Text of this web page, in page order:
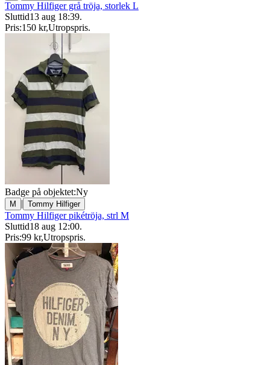
Tommy Hilfiger grå tröja, storlek L
Sluttid13 aug 18:39.
Pris:150 kr,Utropspris.
Badge på objektet:Ny
M | Tommy Hilfiger
Tommy Hilfiger pikétröja, strl M
Sluttid18 aug 12:00.
Pris:99 kr,Utropspris.